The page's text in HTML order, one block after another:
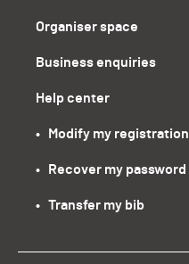
Organiser space
Business enquiries
Help center
•   Modify my registration
•   Recover my password
•   Transfer my bib